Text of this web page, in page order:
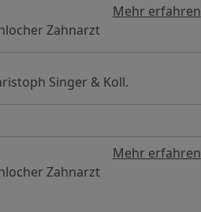
Mehr erfahren
Zahnarzt
Singer & Koll.
Mehr erfahren
Zahnarzt